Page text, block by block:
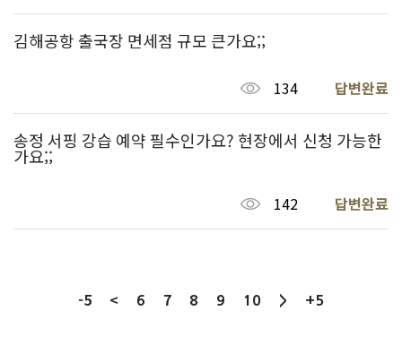
김해공항 출국장 면세점 규모 큰가요;;
134 답변완료
송정 서핑 강습 예약 필수인가요? 현장에서 신청 가능한
가요;;
142 답변완료
-5 < 6 7 8 9 10 > +5